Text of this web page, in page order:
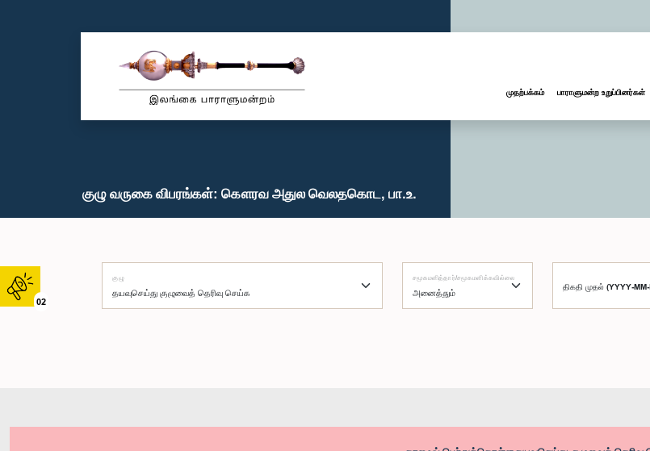
02
முதற்பக்கம் பாராளுமன்ற உறுப்பினர்கள்
குழு வருகை விபரங்கள்: கௌரவ அதுல வெலதகொட, பா.உ.
குழு சமூகமளித்தார்/சமூகமளிக்கவில்லை
திகதி முதல் (YYYY-